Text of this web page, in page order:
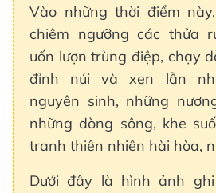
Vào những thời điểm
chiêm ngưỡng các thửa
uốn lượn trùng điệp, chạy
đỉnh núi và xen lẫn
nguyên sinh, những
những dòng sông, khe
tranh thiên nhiên hài hòa,
Dưới đây là hình ảnh